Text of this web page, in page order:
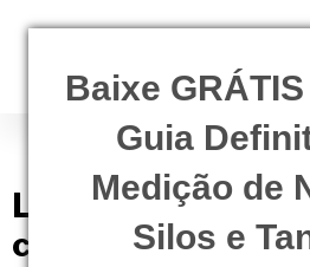
Baixe
Guia
Medição de
Silos e
Tag:
Licenciar Fonte
conta própria, vale a